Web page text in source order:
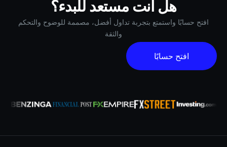
هل أنت مستعد للبدء؟
افتح حسابًا واستمتع بتجربة تداول أفضل، مصممة للوضوح والتحكم
والثقة
افتح حسابًا